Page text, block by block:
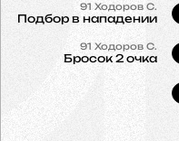
91 Ходоров С.
Подбор в нападении
91 Ходоров С.
Бросок 2 очка